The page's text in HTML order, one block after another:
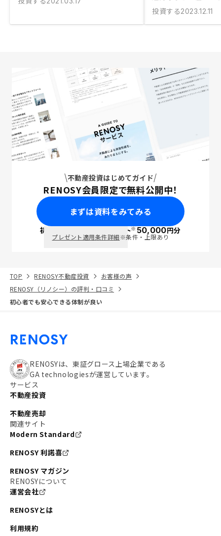
投資する2023.12.11
不動産投資はじめてガイド
RENOSY会員限定で無料公開中！
まずは資料をみてみる
初回面談で ポイント※50,000円分
プレゼント適用条件詳細※条件・上限あり
TOP RENOSY不動産投資
お客様の声
RENOSY（リノシー）の評判・口コミ
初心者でも安心できる体制が良い
RENOSYは、東証グロース上場企業である
GA technologiesが運営しています。
サービス
不動産投資
不動産売却
関連サイト
Modern Standard
RENOSY 利諾喜
RENOSY マガジン
RENOSYについて
運営会社
RENOSYとは
利用規約